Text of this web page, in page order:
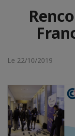
Le 22/10/2019